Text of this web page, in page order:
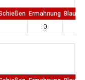
Ermahnung Blaue
0